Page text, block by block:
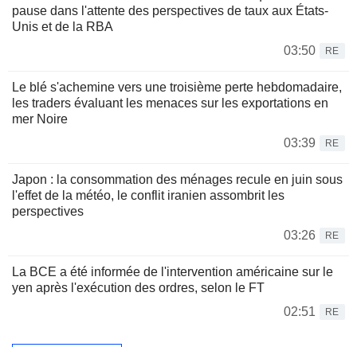
pause dans l'attente des perspectives de taux aux États-
Unis et de la RBA
03:50
RE
Le blé s'achemine vers une troisième perte hebdomadaire,
les traders évaluant les menaces sur les exportations en
mer Noire
03:39
RE
Japon : la consommation des ménages recule en juin sous
l'effet de la météo, le conflit iranien assombrit les
perspectives
03:26
RE
La BCE a été informée de l'intervention américaine sur le
yen après l'exécution des ordres, selon le FT
02:51
RE